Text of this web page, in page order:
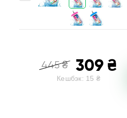
445₴ 309 ₴
Кешбэк: 15 ₴